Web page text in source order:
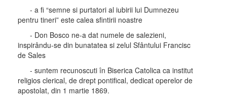
- a fi “semne si purtatori al iubirii lui Dumnezeu
pentru tineri” este calea sfintirii noastre
- Don Bosco ne-a dat numele de salezieni,
inspirându-se din bunatatea si zelul Sfântului Francisc
de Sales
- suntem recunoscuti în Biserica Catolica ca institut
religios clerical, de drept pontifical, dedicat operelor de
apostolat, din 1 martie 1869.